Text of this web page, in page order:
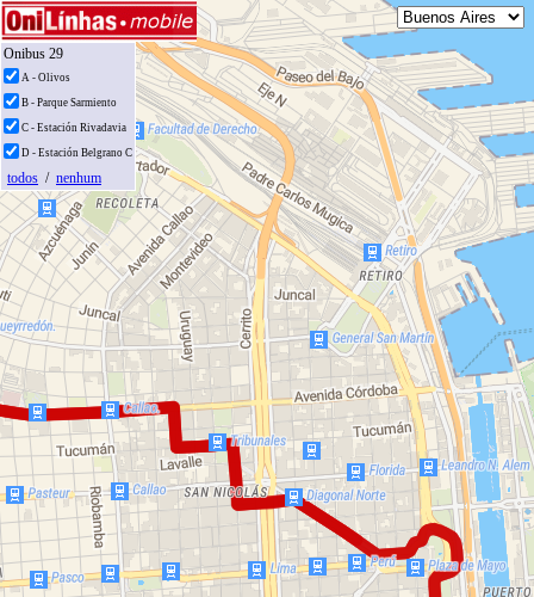
Onibus 29
A - Olivos
B - Parque Sarmiento
C - Estación Rivadavia
D - Estación Belgrano C
todos / nenhum